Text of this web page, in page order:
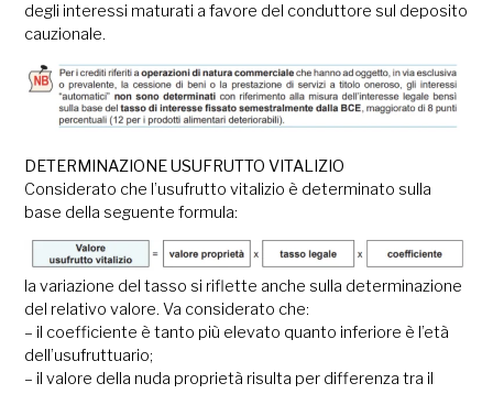
degli interessi maturati a favore del conduttore sul deposito
cauzionale.
DETERMINAZIONE USUFRUTTO VITALIZIO
Considerato che l’usufrutto vitalizio è determinato sulla
base della seguente formula:
la variazione del tasso si riflette anche sulla determinazione
del relativo valore. Va considerato che:
– il coefficiente è tanto più elevato quanto inferiore è l’età
dell’usufruttuario;
– il valore della nuda proprietà risulta per differenza tra il